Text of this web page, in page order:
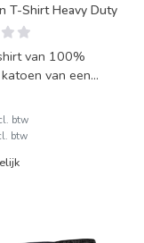
T-Shirt Heavy Duty
van 100%
van een
in een
btw
btw